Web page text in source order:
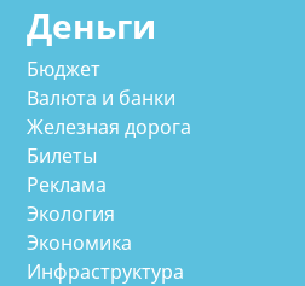
Деньги
Бюджет
Валюта и банки
Железная дорога
Билеты
Реклама
Экология
Экономика
Инфраструктура